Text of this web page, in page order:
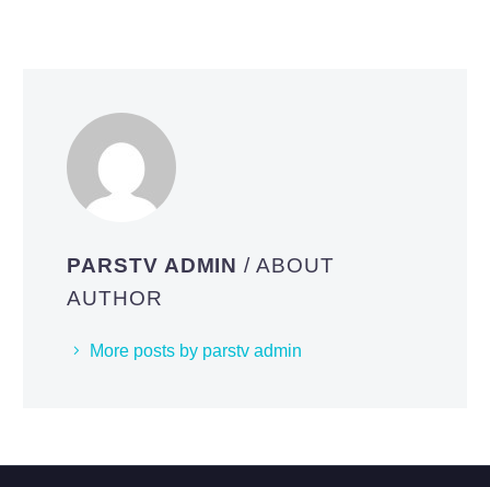
PARSTV ADMIN/ ABOUT
AUTHOR
More posts by parstv admin